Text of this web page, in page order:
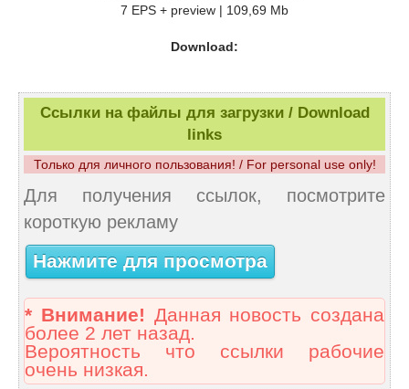
7 EPS + preview | 109,69 Mb
Download:
Ссылки на файлы для загрузки / Download
links
Только для личного пользования! / For personal use only!
Для получения ссылок, посмотрите
короткую рекламу
Нажмите для просмотра
* Внимание! Данная новость создана
более 2 лет назад.
Вероятность что ссылки рабочие
очень низкая.